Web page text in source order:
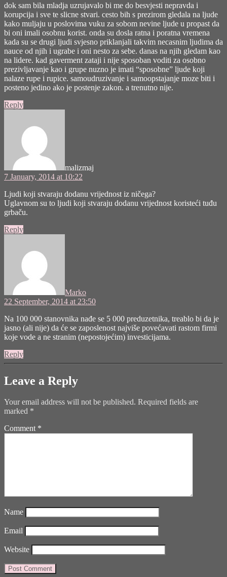
dok sam bila mladja uzrujavalo bi me do besvjesti nepravda i
korupcija i sve te slicne stvari. cesto bih s prezirom gledala na ljude
kako muljaju u poslovima vuku za sobom nevine ljude u propast da
bi oni imali osobnu korist. onda su dosla ratna i poratna vremena
kada su se drugi ljudi svjesno priklanjali takvim necasnim ljudima da
nauce od njih i ugrabe i oni nesto za sebe. danas na njih gledam kao
na lidere. kad gaverment zataji i nije sposoban voditi za osobno
prezivljavanje kao i grupe nuzno je imati “sposobne” ljude koji
nalaze rupe i rupice. samoudruzivanje i samoopstajanje moze biti i
posteno jedino ako je postenje zakon. a trenutno nije.
Reply
malizmaj
7 January, 2014 at 10:22
Ljudi koji stvaraju dodanu vrijednost iz ničega?
Uglavnom su to ljudi koji stvaraju dodanu vrijednost koristeći tuđu
grbaču.
Reply
Marko
22 September, 2014 at 23:50
Na 100 000 stanovnika nađe se 5 000 preduzetnika, treablo bi da je
jasno (ali nije) da će se zaposlenost najviše povećavati rastom firmi
koje vode a ne stranim (nepostojećim) investicijama.
Reply
Leave a Reply
Your email address will not be published. Required fields are
marked *
Comment *
Name
Email
Website